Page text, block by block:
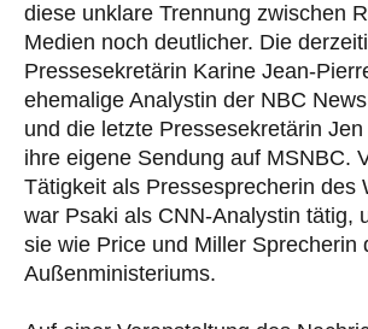
diese unklare Trennung zwischen
Medien noch deutlicher. Die
Pressesekretärin Karine Jean-
ehemalige Analystin der NBC
und die letzte Pressesekretärin
ihre eigene Sendung auf MSNBC.
Tätigkeit als Pressesprecherin des
war Psaki als CNN-Analystin tätig,
sie wie Price und Miller Sprecherin
Außenministeriums.